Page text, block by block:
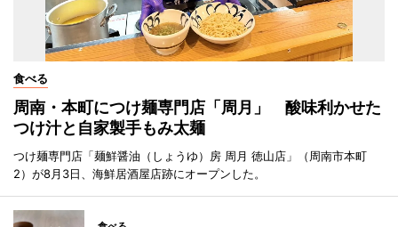
食べる
周南・本町につけ麺専門店「周月」 酸味利かせた
つけ汁と自家製手もみ太麺
つけ麺専門店「麺鮮醤油（しょうゆ）房 周月 徳山店」（周南市本町
2）が8月3日、海鮮居酒屋店跡にオープンした。